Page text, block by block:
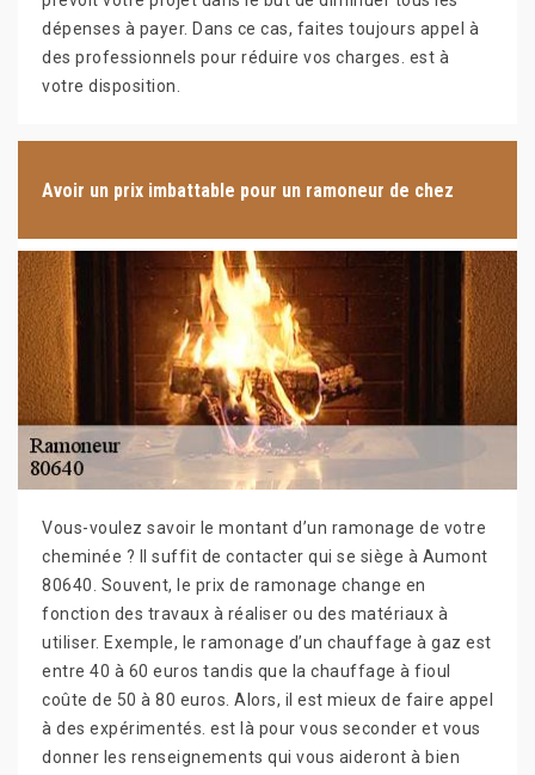
dépenses à payer. Dans ce cas, faites toujours appel à
des professionnels pour réduire vos charges. est à
votre disposition.
Avoir un prix imbattable pour un ramoneur de chez
Vous-voulez savoir le montant d’un ramonage de votre
cheminée ? Il suffit de contacter qui se siège à Aumont
80640. Souvent, le prix de ramonage change en
fonction des travaux à réaliser ou des matériaux à
utiliser. Exemple, le ramonage d’un chauffage à gaz est
entre 40 à 60 euros tandis que la chauffage à fioul
coûte de 50 à 80 euros. Alors, il est mieux de faire appel
à des expérimentés. est là pour vous seconder et vous
donner les renseignements qui vous aideront à bien